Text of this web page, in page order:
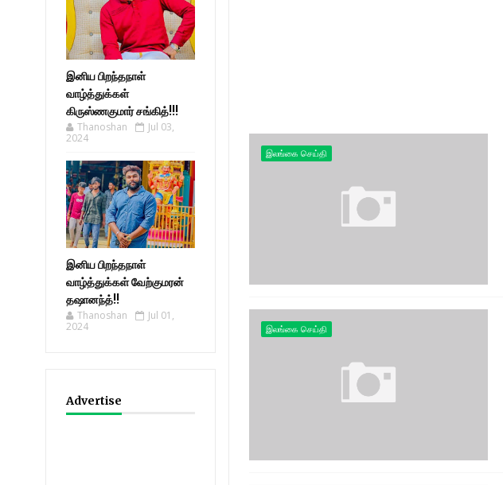
இனிய பிறந்தநாள்
வாழ்த்துக்கள்
கிருஸ்ணகுமார் சங்கித்!!!
Thanoshan
Jul 03,
2024
இனிய பிறந்தநாள்
வாழ்த்துக்கள் வேற்குமரன்
தஷானந்த்!!
Thanoshan
Jul 01,
2024
Advertise
இலங்கை செய்தி
இலங்கை செய்தி